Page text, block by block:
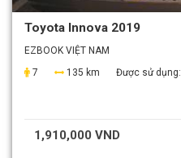
Toyota Innova 2019
EZBOOK VIỆT NAM
7
135 km Được sử dụng:
1,910,000 VND